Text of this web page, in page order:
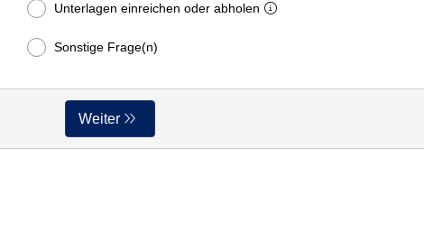
Unterlagen einreichen oder abholen
Sonstige Frage(n)
Weiter